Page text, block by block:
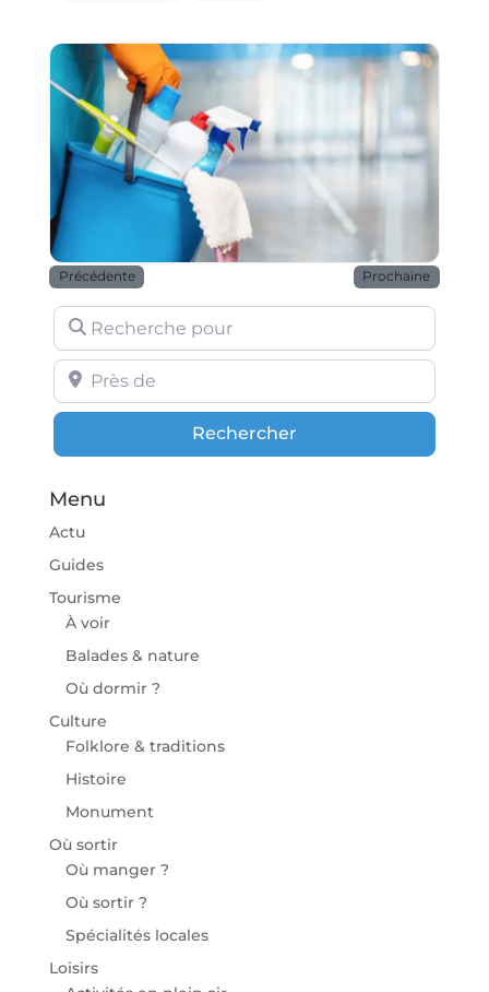
Précédente Prochaine
Recherche pour
Près de
RechercherRechercher
Menu
Actu
Guides
Tourisme
À voir
Balades & nature
Où dormir ?
Culture
Folklore & traditions
Histoire
Monument
Où sortir
Où manger ?
Où sortir ?
Spécialités locales
Loisirs